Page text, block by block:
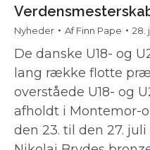
Nyheder AfFinn Pape 28.
De danske U18- og
lang række flotte
overståede U18- og
afholdt i Montemor-
den 23. til den 27.